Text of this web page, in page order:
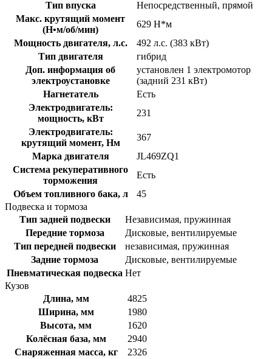
Тип впуска
Непосредственный, прямой
Макс. крутящий момент
(Н•м/об/мин)
629 Н*м
Мощность двигателя, л.с.
492 л.с. (383 кВт)
Тип двигателя
гибрид
Доп. информация об
электроустановке
установлен 1 электромотор
(задний 231 кВт)
Нагнетатель
Есть
Электродвигатель:
мощность, кВт
231
Электродвигатель:
крутящий момент, Нм
367
Марка двигателя
JL469ZQ1
Система рекуперативного
торможения
Есть
Объем топливного бака, л
45
Подвеска и тормоза
Тип задней подвески
Независимая, пружинная
Передние тормоза
Дисковые, вентилируемые
Тип передней подвески
независимая, пружинная
Задние тормоза
Дисковые, вентилируемые
Пневматическая подвеска Нет
Кузов
Длина, мм
4825
Ширина, мм
1980
Высота, мм
1620
Колёсная база, мм
2940
Снаряженная масса, кг
2326